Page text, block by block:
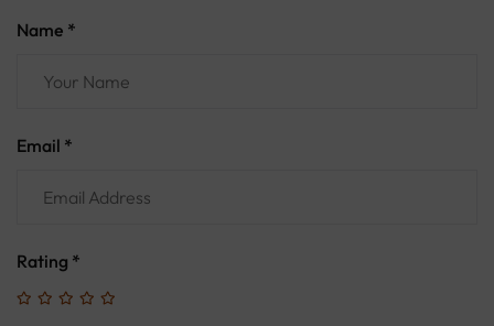
Name *
Email *
Rating *